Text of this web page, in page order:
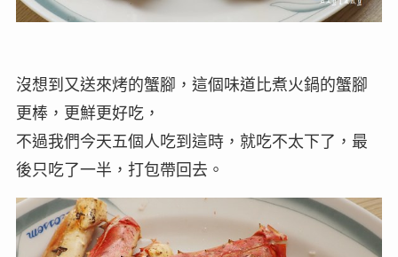
沒想到又送來烤的蟹腳，這個味道比煮火鍋的蟹腳
更棒，更鮮更好吃，
不過我們今天五個人吃到這時，就吃不太下了，最
後只吃了一半，打包帶回去。